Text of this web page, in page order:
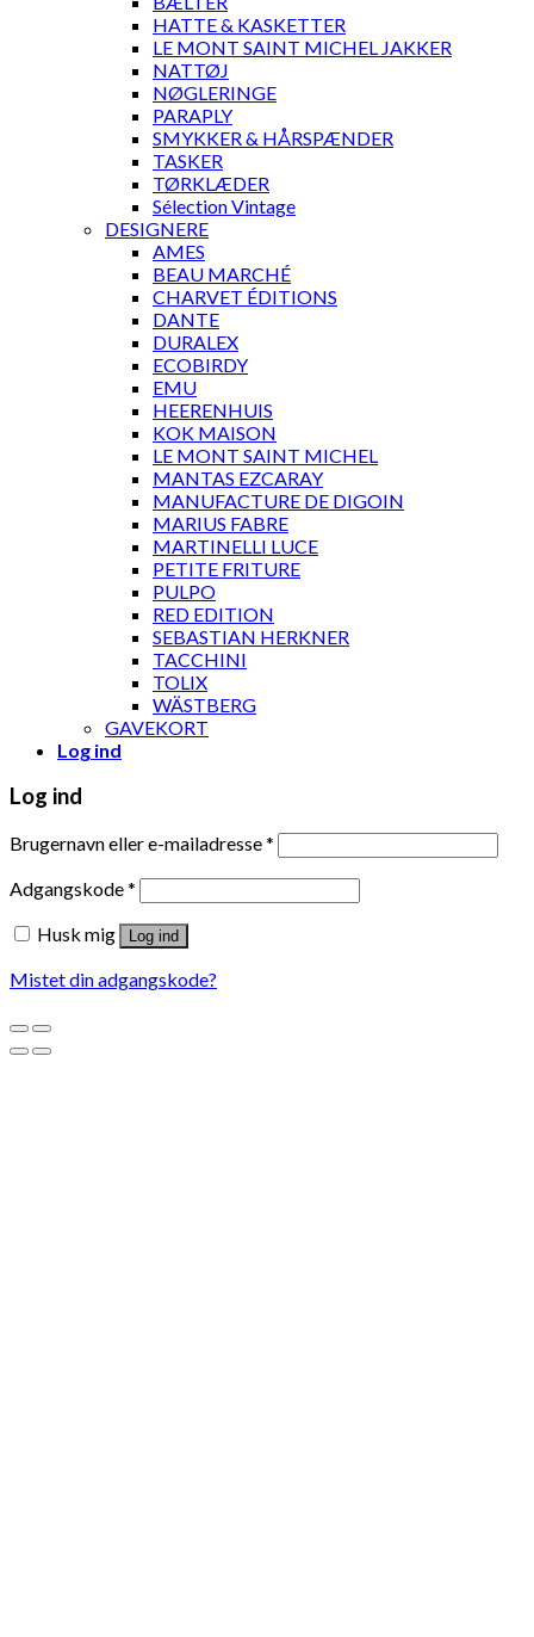
HATTE & KASKETTER
LE MONT SAINT MICHEL JAKKER
NATTØJ
NØGLERINGE
PARAPLY
SMYKKER & HÅRSPÆNDER
TASKER
TØRKLÆDER
Sélection Vintage
DESIGNERE
AMES
BEAU MARCHÉ
CHARVET ÉDITIONS
DANTE
DURALEX
ECOBIRDY
EMU
HEERENHUIS
KOK MAISON
LE MONT SAINT MICHEL
MANTAS EZCARAY
MANUFACTURE DE DIGOIN
MARIUS FABRE
MARTINELLI LUCE
PETITE FRITURE
PULPO
RED EDITION
SEBASTIAN HERKNER
TACCHINI
TOLIX
WÄSTBERG
GAVEKORT
Log ind
Log ind
Brugernavn eller e-mailadresse*
Adgangskode*
Husk mig
Log ind
Mistet din adgangskode?